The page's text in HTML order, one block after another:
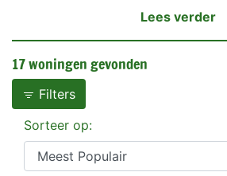
Lees verder
17 woningen gevonden
Filters
Sorteer op: